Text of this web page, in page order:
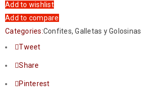
Add to wishlist
Add to compare
Categories:Confites,Galletas y Golosinas
Tweet
Share
Pinterest